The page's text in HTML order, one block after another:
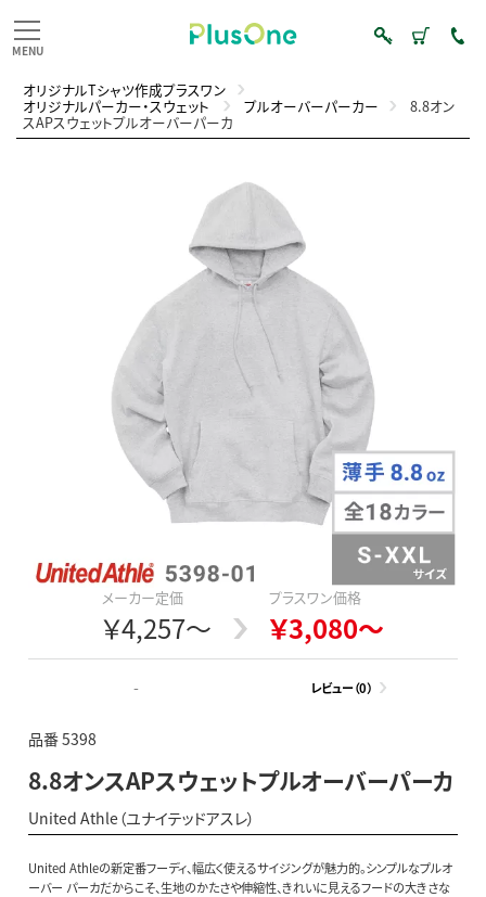
オリジナルTシャツ作成プラスワン
オリジナルパーカー・スウェット プルオーバーパーカー 8.8オン
スAPスウェットプルオーバーパーカ
メーカー定価
￥4,257～
プラスワン価格
￥3,080～
- レビュー（0）
品番 5398
8.8オンスAPスウェットプルオーバーパーカ
United Athle（ユナイテッドアスレ）
United Athleの新定番フーディ、幅広く使えるサイジングが魅力的。シンプルなプルオ
ーバー パーカだからこそ、生地のかたさや伸縮性、きれいに見えるフードの大きさな